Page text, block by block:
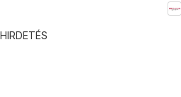
HIRDETÉS